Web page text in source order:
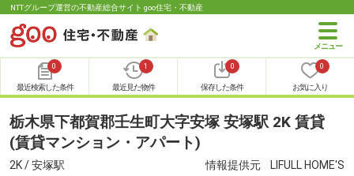
NTTグループ運営の不動産総合サイト goo住宅・不動産
0
最近検索した条件
1
最近見た物件
0
保存した条件
0
お気に入り
栃木県下都賀郡壬生町大字安塚 安塚駅 2K 賃貸
(賃貸マンション・アパート)
2K / 安塚駅 情報提供元 LIFULL HOME'S